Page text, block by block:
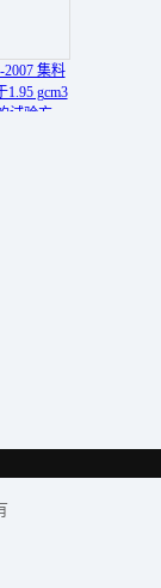
2007 集料
1.95 gcm3
试验方